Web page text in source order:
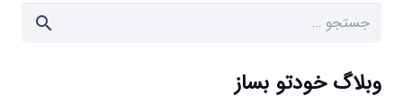
جستجو
وبلاگ خودتو بساز